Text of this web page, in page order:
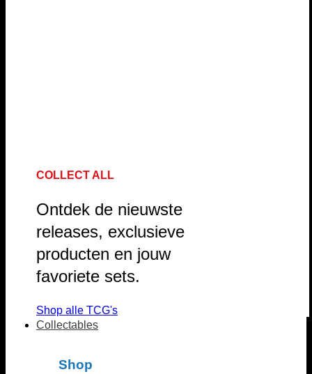
COLLECT ALL
Ontdek de nieuwste
releases, exclusieve
producten en jouw
favoriete sets.
Shop alle TCG's
Collectables
Shop